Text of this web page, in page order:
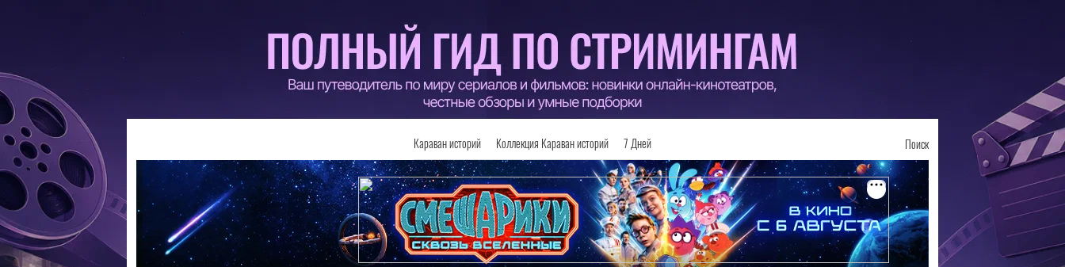
Караван историй Коллекция Караван историй 7 Дней Поиск